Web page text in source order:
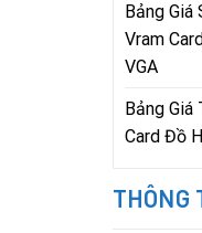
Bảng Giá
Vram
VGA
Bảng Giá
Card Đồ
THÔNG